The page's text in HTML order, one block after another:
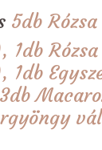
5db
1db
1db